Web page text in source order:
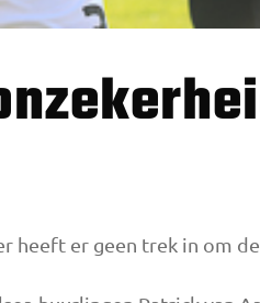
heeft er geen trek in om